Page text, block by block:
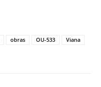
obras OU-533
Viana